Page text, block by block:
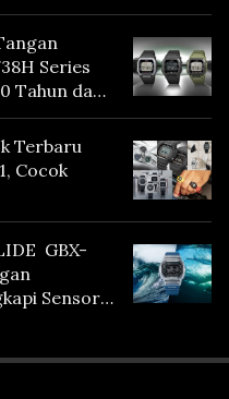
Series
Tahun dan
Terbaru
Cocok
GBX-
Sensor